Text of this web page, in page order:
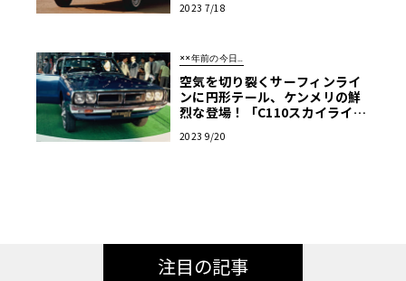
た】
2023 7/18
××年前の今日…
空気を切り裂くサーフィンライ
ンに円形テール、ケンメリの鮮
烈な登場！「C110スカイライ
んなことが…】
2023 9/20
注目の記事